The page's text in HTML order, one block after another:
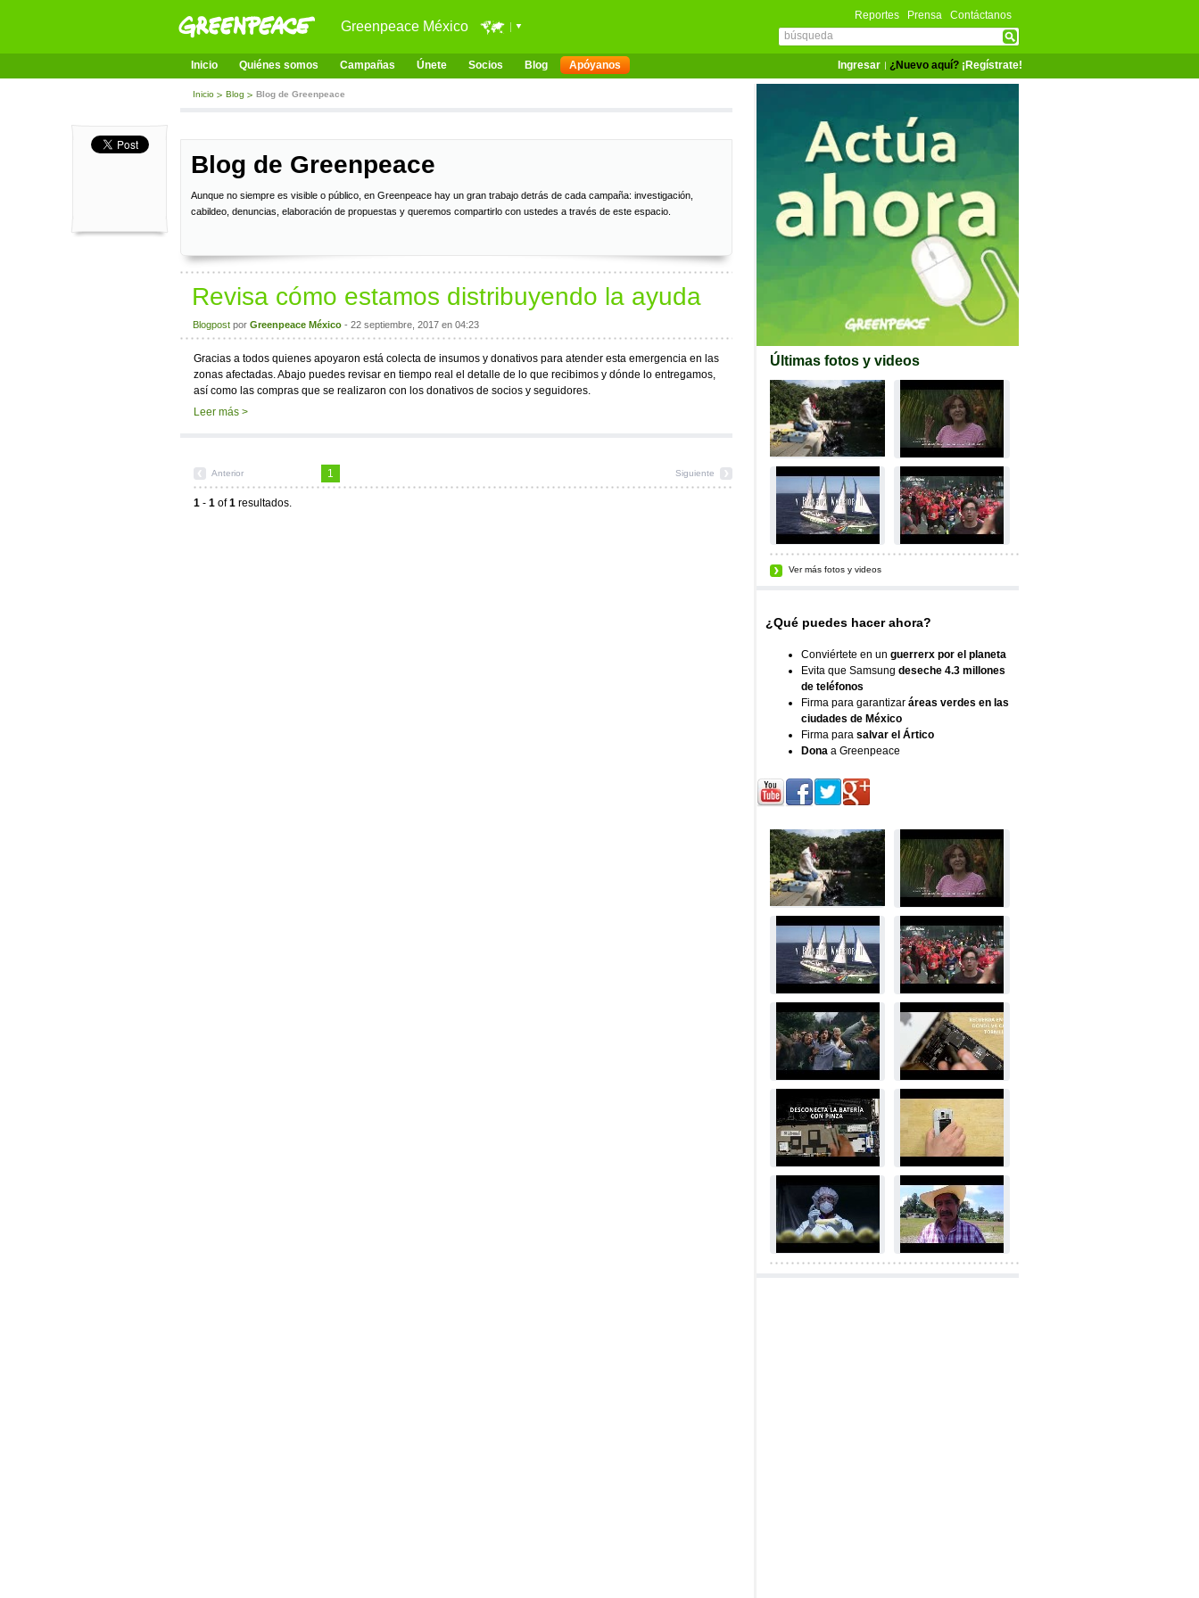
Greenpeace México
Reportes Prensa Contáctanos
Inicio Quiénes somos Campañas Únete Socios Blog Apóyanos Ingresar ¿Nuevo aquí? ¡Regístrate!
Inicio Blog Blog de Greenpeace
Blog de Greenpeace
Aunque no siempre es visible o público, en Greenpeace hay un gran trabajo detrás de cada campaña: investigación,
cabildeo, denuncias, elaboración de propuestas y queremos compartirlo con ustedes a través de este espacio.
Revisa cómo estamos distribuyendo la ayuda
Blogpost por Greenpeace México - 22 septiembre, 2017 en 04:23
Gracias a todos quienes apoyaron está colecta de insumos y donativos para atender esta emergencia en las
zonas afectadas. Abajo puedes revisar en tiempo real el detalle de lo que recibimos y dónde lo entregamos,
así como las compras que se realizaron con los donativos de socios y seguidores.
Leer más >
Anterior 1 Siguiente
1 - 1 of1 resultados.
Últimas fotos y videos
Ver más fotos y videos
¿Qué puedes hacer ahora?
Conviértete en un guerrerx por el planeta
Evita que Samsung deseche 4.3 millones
de teléfonos
Firma para garantizar áreas verdes en las
ciudades de México
Firma para salvar el Ártico
Donaa Greenpeace